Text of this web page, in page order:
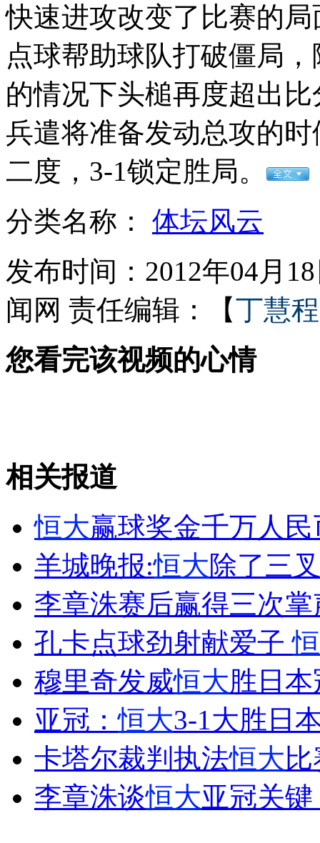
男子假扮"小姐" 嫖客发现怒报警
女儿烫伤 母亲伤口撒盐致病危
山西运城恶犬咬伤多人 警民合力深夜将其击毙
女孩北京地铁殴打老人 痛下狠手拳打脚踢
无痛分娩是否安全 医生回应
走！跟着总书记去植树
消防员救轻生者 花炮节热闹非凡 减压"枕头大战"
司机酒驾遇交警 急速倒车逃窜
快速进攻改变了比赛的
点球帮助球队打破僵局
的情况下头槌再度超出
兵遣将准备发动总攻的
二度，3-1锁定胜局。
分类名称： 体坛风云
发布时间：2012年04月
闻网 责任编辑：【丁慧程
您看完该视频的心情
相关报道
恒大赢球奖金千万人
羊城晚报:恒大除了三
李章洙赛后赢得三次
孔卡点球劲射献爱子
穆里奇发威恒大胜日
亚冠：恒大3-1大胜日
卡塔尔裁判执法恒大
李章洙谈恒大亚冠关